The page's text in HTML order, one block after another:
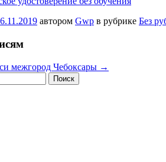
автором Gwp в рубрике Без
межгород Чебоксары →